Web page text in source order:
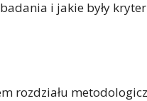
i jakie były
rozdziału